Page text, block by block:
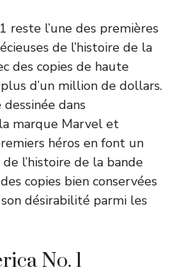
reste l’une des premières
de l’histoire de la
des copies de haute
d’un million de dollars.
dans
marque Marvel et
héros en font un
l’histoire de la bande
copies bien conservées
désirabilité parmi les
No. 1